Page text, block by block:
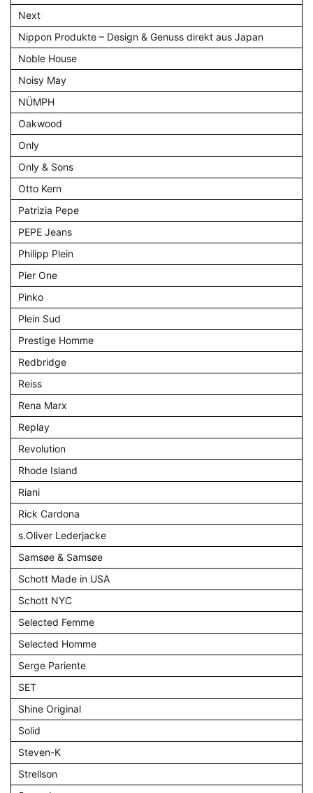
Next
Nippon Produkte – Design & Genuss direkt aus Japan
Noble House
Noisy May
NÜMPH
Oakwood
Only
Only & Sons
Otto Kern
Patrizia Pepe
PEPE Jeans
Philipp Plein
Pier One
Pinko
Plein Sud
Prestige Homme
Redbridge
Reiss
Rena Marx
Replay
Revolution
Rhode Island
Riani
Rick Cardona
s.Oliver Lederjacke
Samsøe & Samsøe
Schott Made in USA
Schott NYC
Selected Femme
Selected Homme
Serge Pariente
SET
Shine Original
Solid
Steven-K
Strellson